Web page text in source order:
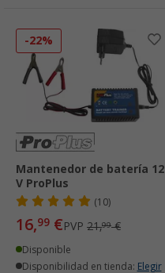
-22%
Mantenedor de batería 12
V ProPlus
(10)
16,99 €PVP 21,99€
Disponible
Disponibilidad en tienda: Elegir